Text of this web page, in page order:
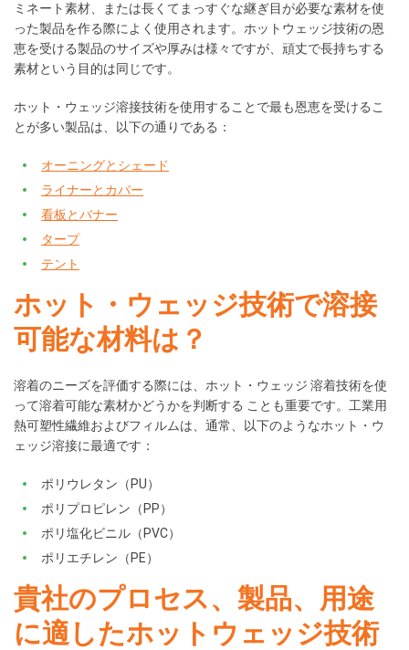
ミネート素材、または長くてまっすぐな継ぎ目が必要な素材を使
った製品を作る際によく使用されます。ホットウェッジ技術の恩
恵を受ける製品のサイズや厚みは様々ですが、頑丈で長持ちする
素材という目的は同じです。
ホット・ウェッジ溶接技術を使用することで最も恩恵を受けるこ
とが多い製品は、以下の通りである：
オーニングとシェード
ライナーとカバー
看板とバナー
タープ
テント
ホット・ウェッジ技術で溶接
可能な材料は？
溶着のニーズを評価する際には、ホット・ウェッジ 溶着技術を使
って溶着可能な素材かどうかを判断する ことも重要です。工業用
熱可塑性繊維およびフィルムは、通常、以下のようなホット・ウ
ェッジ溶接に最適です：
ポリウレタン（PU）
ポリプロピレン（PP）
ポリ塩化ビニル（PVC）
ポリエチレン（PE）
貴社のプロセス、製品、用途
に適したホットウェッジ技術